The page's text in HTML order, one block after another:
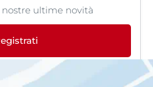
ultime novità